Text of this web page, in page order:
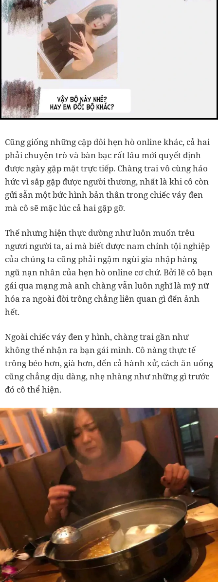
Cũng giống những cặp đôi hẹn hò online khác, cả hai
phải chuyện trò và bàn bạc rất lâu mới quyết định
được ngày gặp mặt trực tiếp. Chàng trai vô cùng háo
hức vì sắp gặp được người thương, nhất là khi cô còn
gửi sẵn một bức hình bản thân trong chiếc váy đen
mà cô sẽ mặc lúc cả hai gặp gỡ.
Thế nhưng hiện thực dường như luôn muốn trêu
ngươi người ta, ai mà biết được nam chính tội nghiệp
của chúng ta cũng phải ngậm ngùi gia nhập hàng
ngũ nạn nhân của hẹn hò online cơ chứ. Bởi lẽ cô bạn
gái qua mạng mà anh chàng vẫn luôn nghĩ là mỹ nữ
hóa ra ngoài đời trông chẳng liên quan gì đến ảnh
hết.
Ngoài chiếc váy đen y hình, chàng trai gần như
không thể nhận ra bạn gái mình. Cô nàng thực tế
trông béo hơn, già hơn, đến cả hành xử, cách ăn uống
cũng chẳng dịu dàng, nhẹ nhàng như những gì trước
đó cô thể hiện.